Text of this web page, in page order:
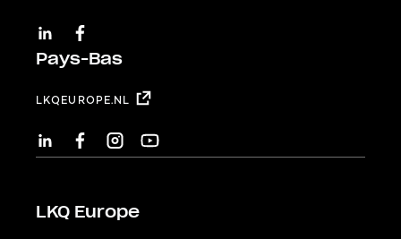
LINKEDINFACEBOOK
Pays-Bas
LKQEUROPE.NL
LINKEDINFACEBOOKINSTAGRAM
YOUTUBE
LKQ Europe